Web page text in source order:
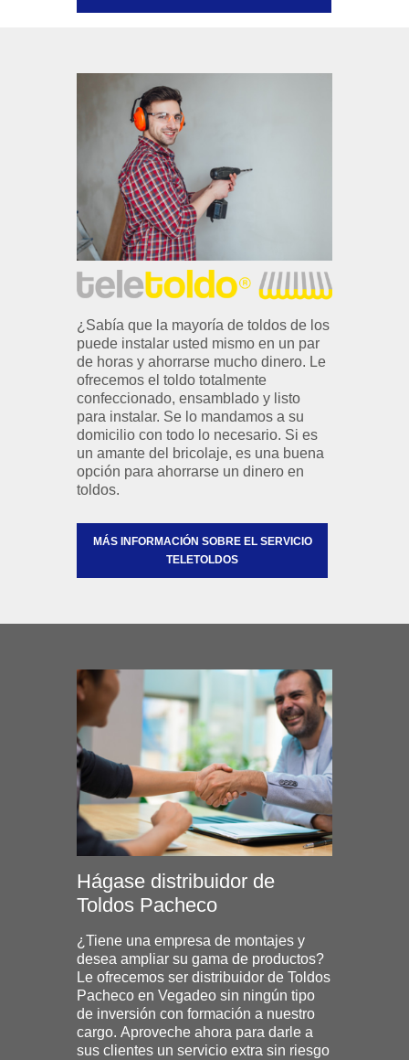
¿Sabía que la mayoría de toldos de los
puede instalar usted mismo en un par
de horas y ahorrarse mucho dinero. Le
ofrecemos el toldo totalmente
confeccionado, ensamblado y listo
para instalar. Se lo mandamos a su
domicilio con todo lo necesario. Si es
un amante del bricolaje, es una buena
opción para ahorrarse un dinero en
toldos.
MÁS INFORMACIÓN SOBRE EL SERVICIO
TELETOLDOS
Hágase distribuidor de
Toldos Pacheco
¿Tiene una empresa de montajes y
desea ampliar su gama de productos?
Le ofrecemos ser distribuidor de Toldos
Pacheco en Vegadeo sin ningún tipo
de inversión con formación a nuestro
cargo. Aproveche ahora para darle a
sus clientes un servicio extra sin riesgo